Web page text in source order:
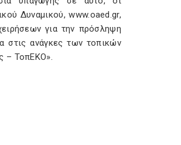
Δυναμικού, www.oaed.gr,
για την πρόσληψη
στις ανάγκες των τοπικών
– ΤοπΕΚΟ».